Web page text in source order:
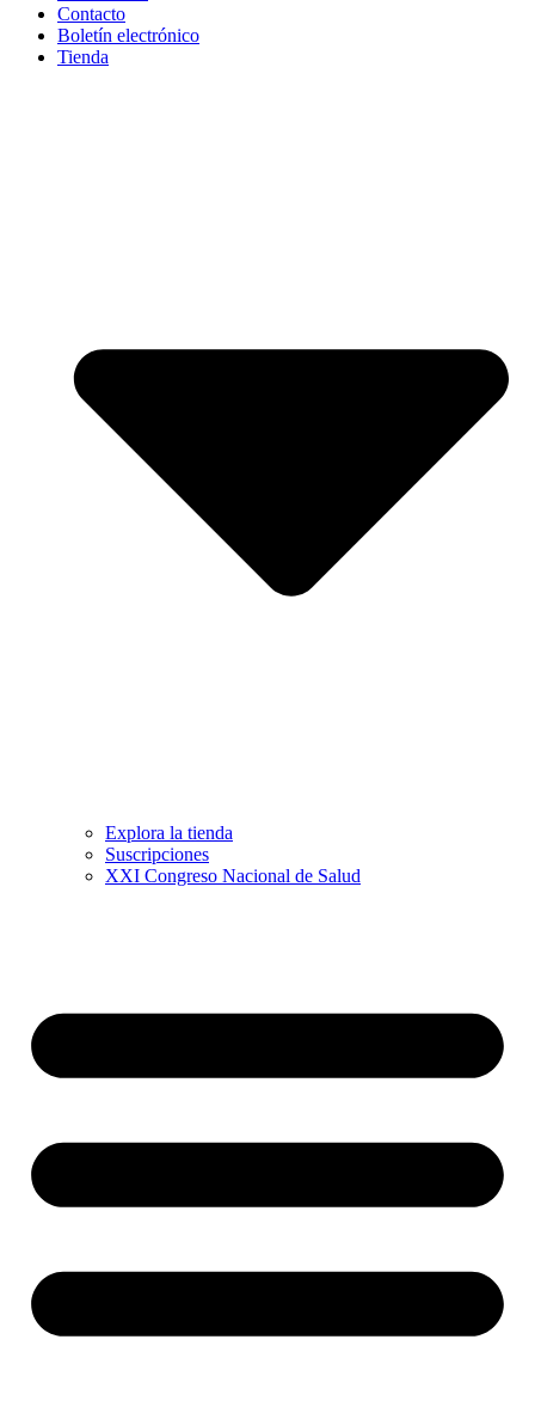
Contacto
Boletín electrónico
Tienda
Explora la tienda
Suscripciones
XXI Congreso Nacional de Salud